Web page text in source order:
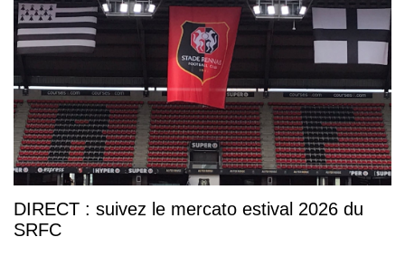
DIRECT : suivez le mercato estival 2026 du
SRFC